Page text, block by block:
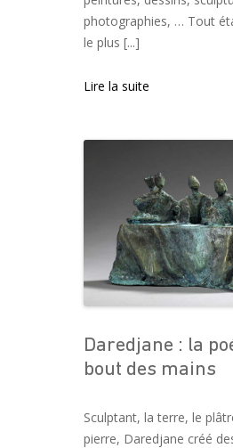
photographies, … Tout
le plus [...]
Lire la suite
Daredjane : la
bout des mains
Sculptant, la terre, le
pierre, Daredjane créé